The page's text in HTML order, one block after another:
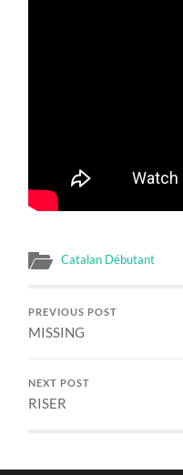
Catalan Débutant
PREVIOUS POST
MISSING
NEXT POST
RISER